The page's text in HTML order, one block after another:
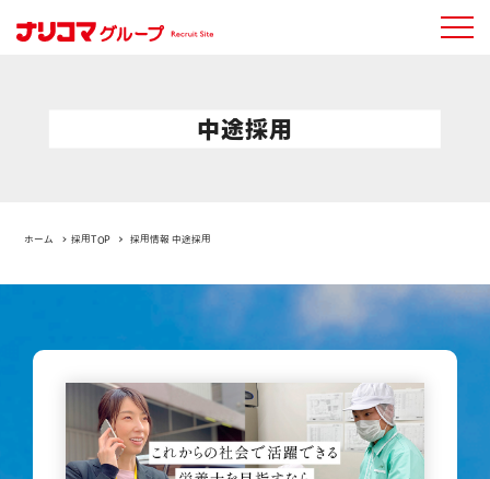
中途採用
ホーム 採用TOP 採用情報 中途採用